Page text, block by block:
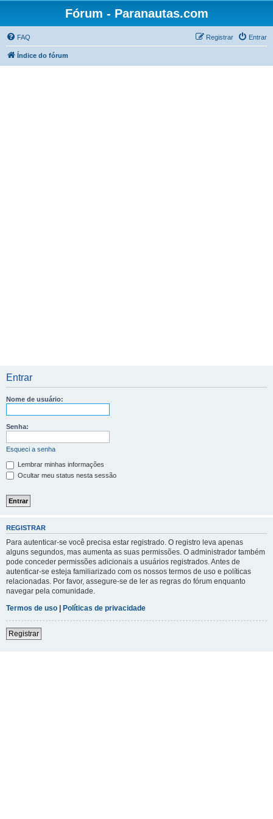
Fórum - Paranautas.com
FAQ Entrar
Registrar
Índice do fórum
Entrar
Nome de usuário:
Senha:
Esqueci a senha
Lembrar minhas informações
Ocultar meu status nesta sessão
REGISTRAR
Para autenticar-se você precisa estar registrado. O registro leva apenas
alguns segundos, mas aumenta as suas permissões. O administrador também
pode conceder permissões adicionais a usuários registrados. Antes de
autenticar-se esteja familiarizado com os nossos termos de uso e políticas
relacionadas. Por favor, assegure-se de ler as regras do fórum enquanto
navegar pela comunidade.
Termos de uso | Políticas de privacidade
Registrar